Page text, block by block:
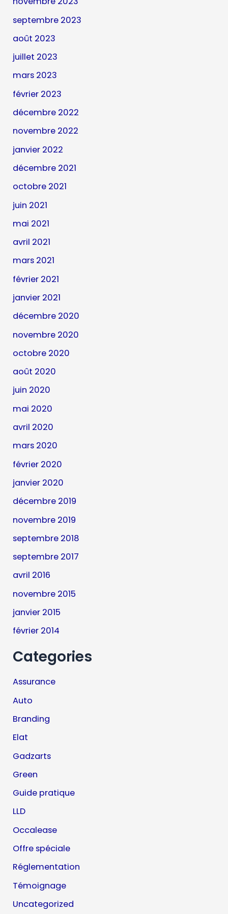
septembre 2023
août 2023
juillet 2023
mars 2023
février 2023
décembre 2022
novembre 2022
janvier 2022
décembre 2021
octobre 2021
juin 2021
mai 2021
avril 2021
mars 2021
février 2021
janvier 2021
décembre 2020
novembre 2020
octobre 2020
août 2020
juin 2020
mai 2020
avril 2020
mars 2020
février 2020
janvier 2020
décembre 2019
novembre 2019
septembre 2018
septembre 2017
avril 2016
novembre 2015
janvier 2015
février 2014
Categories
Assurance
Auto
Branding
Elat
Gadzarts
Green
Guide pratique
LLD
Occalease
Offre spéciale
Réglementation
Témoignage
Uncategorized